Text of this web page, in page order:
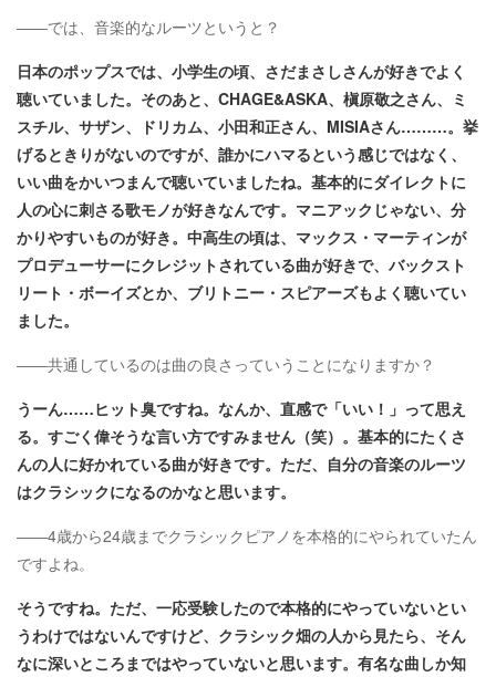
――では、音楽的なルーツというと？
日本のポップスでは、小学生の頃、さだまさしさんが好きでよく
聴いていました。そのあと、CHAGE&ASKA、槇原敬之さん、ミ
スチル、サザン、ドリカム、小田和正さん、MISIAさん………。挙
げるときりがないのですが、誰かにハマるという感じではなく、
いい曲をかいつまんで聴いていましたね。基本的にダイレクトに
人の心に刺さる歌モノが好きなんです。マニアックじゃない、分
かりやすいものが好き。中高生の頃は、マックス・マーティンが
プロデューサーにクレジットされている曲が好きで、バックスト
リート・ボーイズとか、ブリトニー・スピアーズもよく聴いてい
ました。
――共通しているのは曲の良さっていうことになりますか？
うーん……ヒット臭ですね。なんか、直感で「いい！」って思え
る。すごく偉そうな言い方ですみません（笑）。基本的にたくさ
んの人に好かれている曲が好きです。ただ、自分の音楽のルーツ
はクラシックになるのかなと思います。
――4歳から24歳までクラシックピアノを本格的にやられていたん
ですよね。
そうですね。ただ、一応受験したので本格的にやっていないとい
うわけではないんですけど、クラシック畑の人から見たら、そん
なに深いところまではやっていないと思います。有名な曲しか知